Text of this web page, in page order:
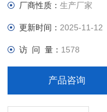
厂商性质：生产厂家
更新时间： 2025-11-12
访 问 量： 1578
产品咨询